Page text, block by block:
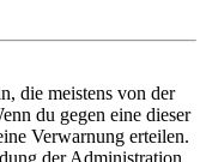
die meistens von der
du gegen eine dieser
Verwarnung erteilen.